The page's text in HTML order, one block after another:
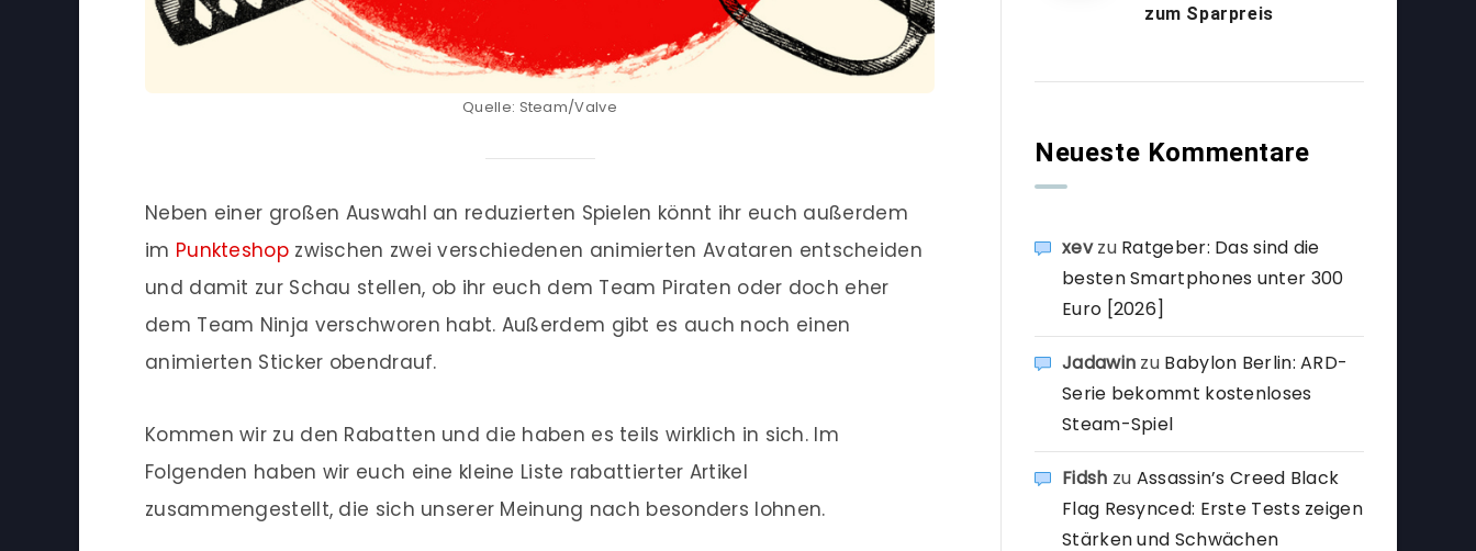
Quelle: Steam/Valve
Neben einer großen Auswahl an reduzierten Spielen könnt ihr euch außerdem
im Punkteshopzwischen zwei verschiedenen animierten Avataren entscheiden
und damit zur Schau stellen, ob ihr euch dem Team Piraten oder doch eher
dem Team Ninja verschworen habt. Außerdem gibt es auch noch einen
animierten Sticker obendrauf.
Kommen wir zu den Rabatten und die haben es teils wirklich in sich. Im
Folgenden haben wir euch eine kleine Liste rabattierter Artikel
zusammengestellt, die sich unserer Meinung nach besonders lohnen.
zum Sparpreis
Neueste Kommentare
xevzu Ratgeber: Das sind die
besten Smartphones unter 300
Euro [2026]
Jadawin zu Babylon Berlin: ARD-
Serie bekommt kostenloses
Steam-Spiel
Fidsh zu Assassin’s Creed Black
Flag Resynced: Erste Tests zeigen
Stärken und Schwächen